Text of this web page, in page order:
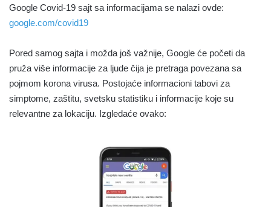
Google Covid-19 sajt sa informacijama se nalazi ovde:
google.com/covid19
Pored samog sajta i možda još važnije, Google će početi da
pruža više informacije za ljude čija je pretraga povezana sa
pojmom korona virusa. Postojaće informacioni tabovi za
simptome, zaštitu, svetsku statistiku i informacije koje su
relevantne za lokaciju. Izgledaće ovako: